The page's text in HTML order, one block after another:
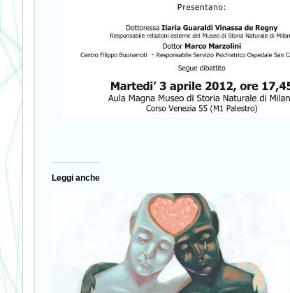
Leggi anche